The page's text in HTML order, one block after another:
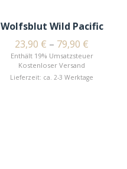
Wolfsblut Wild Pacific
23,90 € – 79,90 €
Enthält 19% Umsatzsteuer
Kostenloser Versand
Lieferzeit: ca. 2-3 Werktage